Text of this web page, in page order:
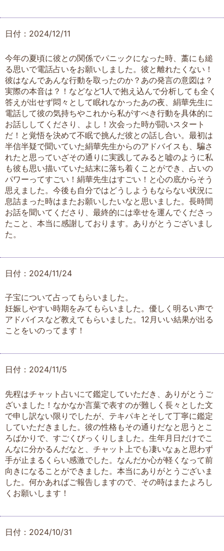
日付：2024/12/11
今年の夏頃に彼との関係でパニックになった時、藁にも縋
る思いで電話占いをお願いしました。彼と離れたくない！
彼はなんであんな行動を取ったのか？あの発言の意図は？
実際の本音は？！などなど1人で抱え込んで分析しても全く
答えが出せず悶々として眠れなかったあの夜、絹華先生に
電話して彼の気持ちやこれから私がすべき行動を具体的に
お話ししてくださり、よし！次会った時が闘いスタート
だ！と覚悟を決めて不眠で挑んだ彼との話し合い。最初は
半信半疑で聞いていた絹華先生からのアドバイスも、騙さ
れたと思っていざその通りに実践してみると嘘のように私
も彼も思い描いていた結末に落ち着くことができ、占いの
パワーってすごい！絹華先生はすごい！と心の底からそう
思えました。今後も自分ではどうしようもならない状況に
息詰まった時はまたお願いしたいなと思いました。長時間
お話を聞いてくださり、最終的には幸せを運んでくださっ
たこと、本当に感謝しております。ありがとうございまし
た。
日付：2024/11/24
子宝について占ってもらいました。
妊娠しやすい時期をみてもらいました。優しく明るい声で
アドバイスなど教えてもらいました。12月いい結果が出る
ことをいのってます！
日付：2024/11/5
先程はチャット占いにて鑑定していただき、ありがとうご
ざいました！なかなか言葉で表すのが難しく長々とした文
で申し訳ない限りでしたが、テキパキとそして丁寧に鑑定
していただきました。彼の性格もその通りだなと思うとこ
ろばかりで、すごくびっくりしました。生年月日だけでこ
んなに分かるんだなと、チャット上でも凄いなぁと思わず
手が止まるくらい感激でした。なんだか心が軽くなって前
向きになることができました。本当にありがとうございま
した。何かあればご報告しますので、その時はまたよろし
くお願いします！
日付：2024/10/31